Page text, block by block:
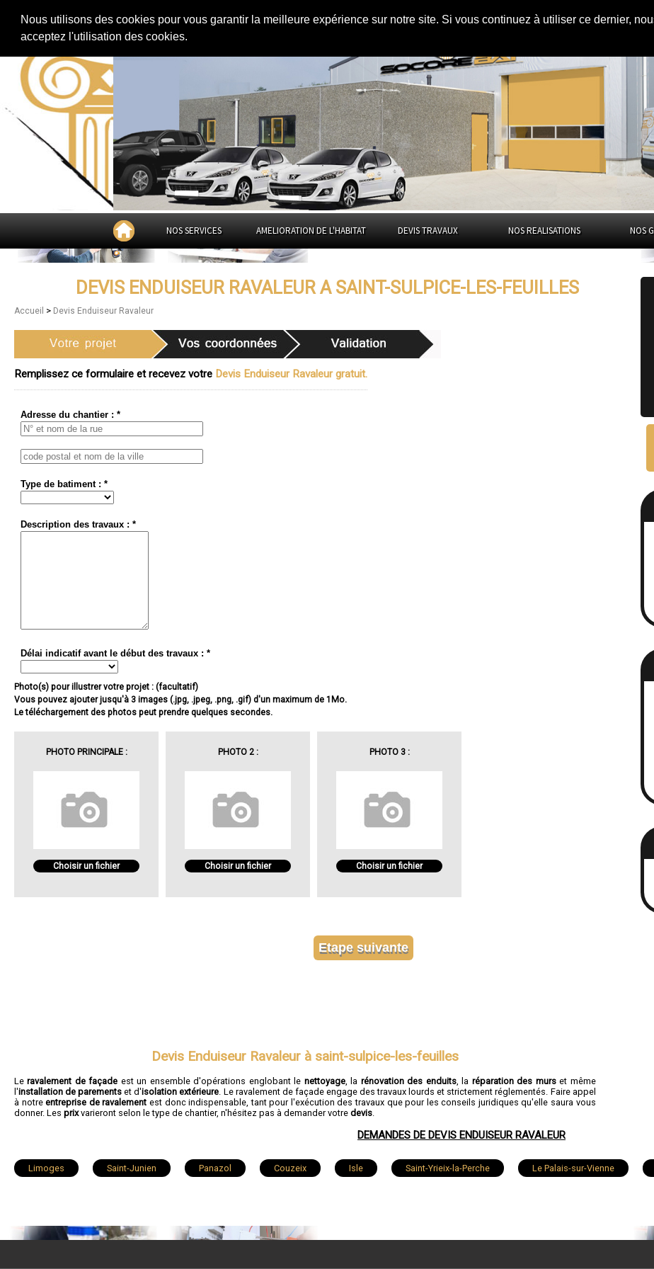
Nous utilisons des cookies pour vous garantir la meilleure expérience sur notre site. Si vous continuez à utiliser ce dernier,
acceptez l'utilisation des cookies.Devis Enduiseur Ravaleur àSaint-Sulpice-les-
NOS SERVICES AMELIORATION DE L'HABITAT DEVIS TRAVAUX NOS REALISATIONS NOS
DEVIS ENDUISEUR RAVALEUR A SAINT-SULPICE-LES-FEUILLES
Accueil > Devis Enduiseur Ravaleur
Remplissez ce formulaire et recevez votre Devis Enduiseur Ravaleur gratuit.
Adresse du chantier : *
Type de batiment : *
Description des travaux : *
Délai indicatif avant le début des travaux : *
Photo(s) pour illustrer votre projet : (facultatif)
Vous pouvez ajouter jusqu'à 3 images (.jpg, .jpeg, .png, .gif) d'un maximum de 1Mo.
Le téléchargement des photos peut prendre quelques secondes.
PHOTO PRINCIPALE :
Choisir un fichier
PHOTO 2 :
Choisir un fichier
PHOTO 3 :
Choisir un fichier
Devis Enduiseur Ravaleur à saint-sulpice-les-feuilles
Leravalement de façade est un ensemble d'opérations englobant le nettoyage, la rénovation des enduits, la réparation des murset même
l'installation de parements et d'isolation extérieure . Le ravalement de façade engage des travaux lourds et strictement réglementés. Faire appel
à notreentreprise de ravalement est donc indispensable, tant pour l'exécution des travaux que pour les conseils juridiques qu'elle saura vous
donner. Les prixvarieront selon le type de chantier, n'hésitez pas à demander votre devis
DEMANDES DE DEVIS ENDUISEUR RAVALEUR
Limoges Saint-Junien Panazol Couzeix Isle Saint-Yrieix-la-Perche Le Palais-sur-Vienne
Saint-Priest-Taurion Boisseuil Nexon Saint-Just-le-Martel